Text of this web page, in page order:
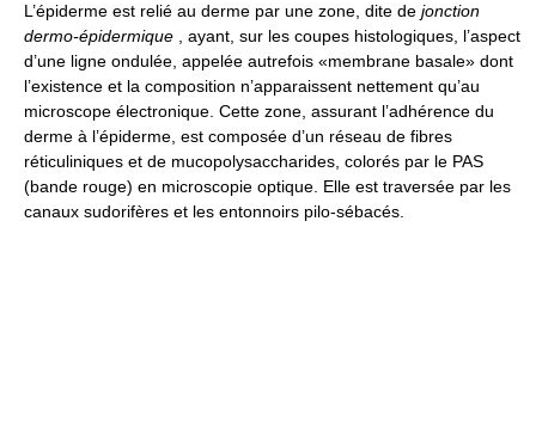
L’épiderme est relié au derme par une zone, dite de jonction
dermo-épidermique , ayant, sur les coupes histologiques, l’aspect
d’une ligne ondulée, appelée autrefois «membrane basale» dont
l’existence et la composition n’apparaissent nettement qu’au
microscope électronique. Cette zone, assurant l’adhérence du
derme à l’épiderme, est composée d’un réseau de fibres
réticuliniques et de mucopolysaccharides, colorés par le PAS
(bande rouge) en microscopie optique. Elle est traversée par les
canaux sudorifères et les entonnoirs pilo-sébacés.